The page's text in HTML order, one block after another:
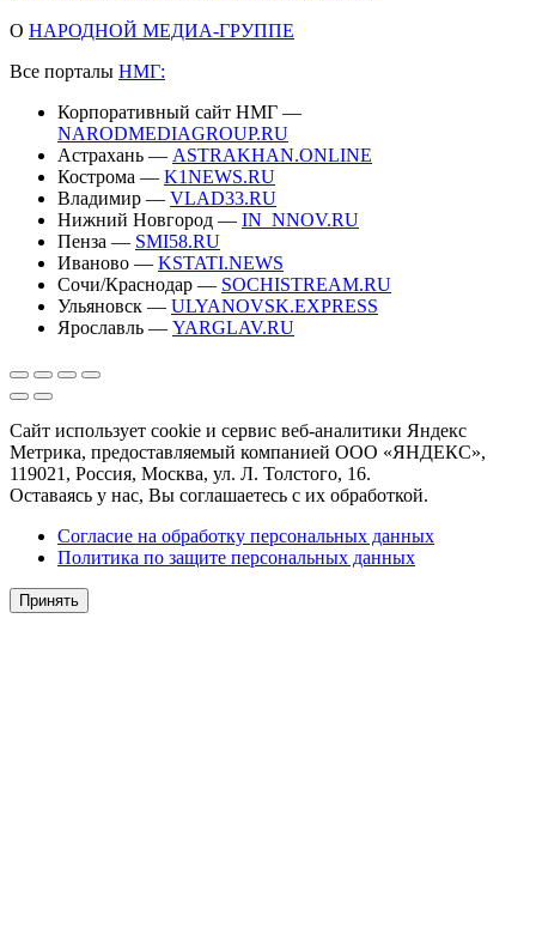
О НАРОДНОЙ МЕДИА-ГРУППЕ
Все порталы НМГ:
Корпоративный сайт НМГ —
NARODMEDIAGROUP.RU
Астрахань — ASTRAKHAN.ONLINE
Кострома — K1NEWS.RU
Владимир — VLAD33.RU
Нижний Новгород — IN_NNOV.RU
Пенза — SMI58.RU
Иваново — KSTATI.NEWS
Сочи/Краснодар — SOCHISTREAM.RU
Ульяновск — ULYANOVSK.EXPRESS
Ярославль — YARGLAV.RU
Сайт использует cookie и сервис веб-аналитики Яндекс
Метрика, предоставляемый компанией ООО «ЯНДЕКС»,
119021, Россия, Москва, ул. Л. Толстого, 16.
Оставаясь у нас, Вы соглашаетесь с их обработкой.
Согласие на обработку персональных данных
Политика по защите персональных данных
Принять